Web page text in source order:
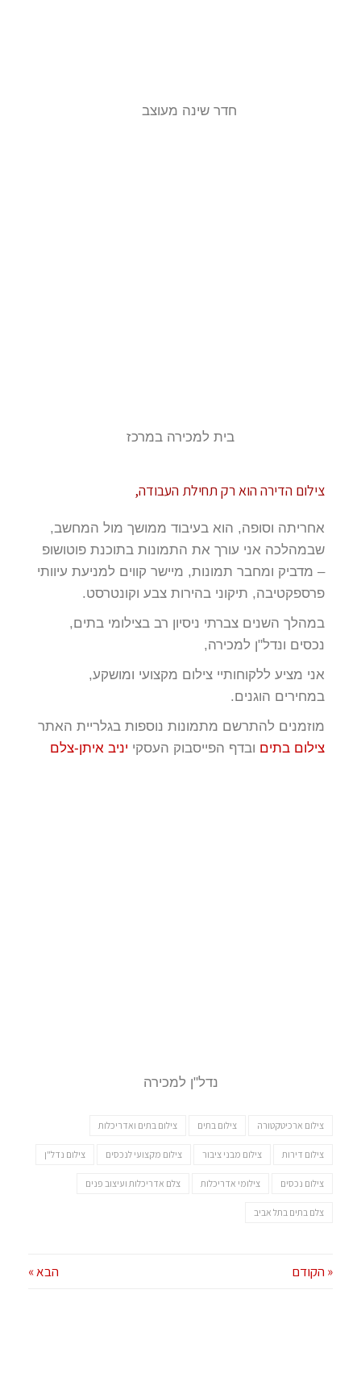
חדר שינה מעוצב
בית למכירה במרכז
צילום הדירה הוא רק תחילת העבודה,
אחריתה וסופה, הוא בעיבוד ממושך מול המחשב,
שבמהלכה אני עורך את התמונות בתוכנת פוטושופ
– מדביק ומחבר תמונות, מיישר קווים למניעת עיוותי
פרספקטיבה, תיקוני בהירות צבע וקונטרסט.
במהלך השנים צברתי ניסיון רב בצילומי בתים,
נכסים ונדל"ן למכירה,
אני מציע ללקוחותיי צילום מקצועי ומושקע,
במחירים הוגנים.
מוזמנים להתרשם מתמונות נוספות בגלריית האתר
צילום בתים ובדף הפייסבוק העסקי יניב איתן-צלם
נדל"ן למכירה
צילום ארכיטקטורה צילום בתים צילום בתים ואדריכלות
צילום דירות צילום מבני ציבור צילום מקצועי לנכסים צילום נדל"ן
צילום נכסים צילומי אדריכלות צלם אדריכלות ועיצוב פנים
צלם בתים בתל אביב
« הקודם הבא »